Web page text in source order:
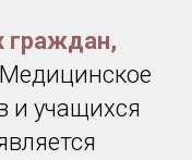
граждан,
Медицинское
и учащихся